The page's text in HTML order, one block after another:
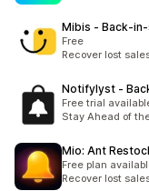
Mibis ‑
Free
Recover lost
Notifylyst ‑
Free trial
Stay Ahead of
Mio: Ant
Free plan
Recover lost